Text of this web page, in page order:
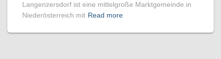
Langenzersdorf ist eine mittelgroße Marktgemeinde in
Niederösterreich mit Read more